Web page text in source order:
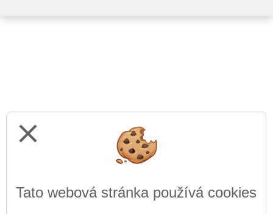
close
Tato webová stránka používá cookies